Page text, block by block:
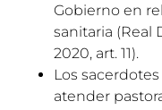
Gobierno en
sanitaria (Real
2020, art. 11).
Los
atender